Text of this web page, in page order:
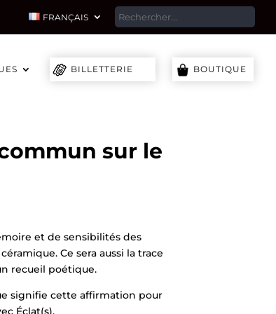
FRANÇAIS
BILLETTERIE BOUTIQUE
sur le
et de sensibilités des
Ce sera aussi la trace
recueil poétique.
signifie cette affirmation pour
Éclat(s).